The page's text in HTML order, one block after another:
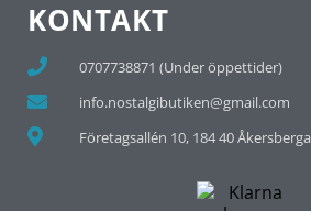
KONTAKT
0707738871 (Under öppettider)
info.nostalgibutiken@gmail.com
Företagsallén 10, 184 40 Åkersberga